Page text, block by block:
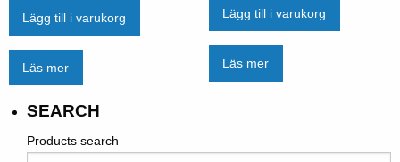
Lägg till i varukorg
Läs mer
Lägg till i varukorg
Läs mer
SEARCH
Products search